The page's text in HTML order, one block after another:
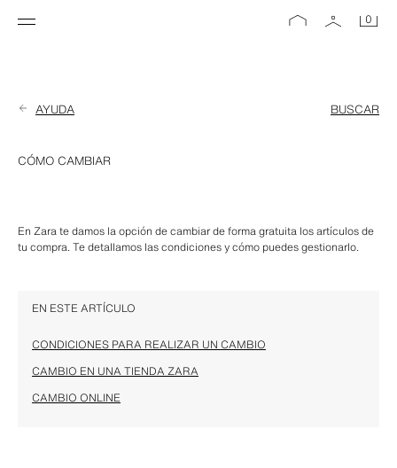
0
AYUDA BUSCAR
CÓMO CAMBIAR
En Zara te damos la opción de cambiar de forma gratuita los artículos de
tu compra. Te detallamos las condiciones y cómo puedes gestionarlo.
EN ESTE ARTÍCULO
CONDICIONES PARA REALIZAR UN CAMBIO
CAMBIO EN UNA TIENDA ZARA
CAMBIO ONLINE